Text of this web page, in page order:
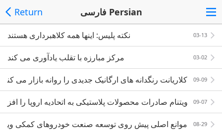
Return فارسی Persian
03-13 نکته پلیس: اینها همه کلاهبرداری هستند
03-02 مرکز مبارزه با تقلب یادآوری می کند
09-09
کلاریانت رنگدانه های ارگانیک جدیدی را روانه بازار می کن
د
09-07
ویتنام صادرات محصولات پلاستیکی به اتحادیه اروپا را افز
ایش می دهد
08-29
موانع اصلی پیش روی توسعه صنعت خودروهای کمکی وی